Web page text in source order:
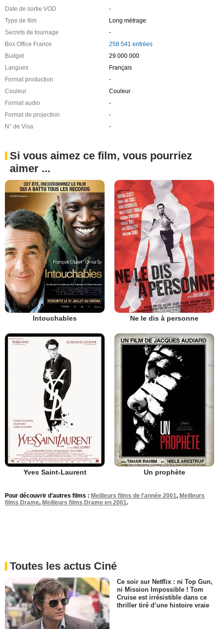
Date de sortie VOD
-
Type de film
Long métrage
Secrets de tournage
-
Box Office France
258 541 entrées
Budget
29 000 000
Langues
Français
Format production
-
Couleur
Couleur
Format audio
-
Format de projection
-
N° de Visa
-
Si vous aimez ce film, vous pourriez
aimer ...
Intouchables Ne le dis à personne
Yves Saint-Laurent Un prophète
Pour découvrir d'autres films : Meilleurs films de l'année 2001, Meilleurs
films Drame, Meilleurs films Drame en 2001.
Toutes les actus Ciné
Ce soir sur Netflix : ni Top Gun,
ni Mission Impossible ! Tom
Cruise est irrésistible dans ce
thriller tiré d’une histoire vraie